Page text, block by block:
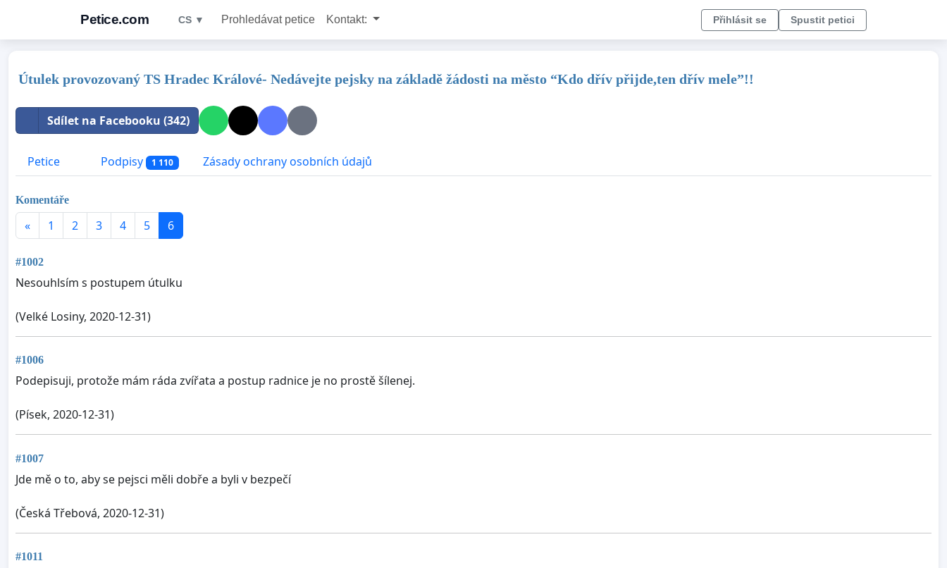
Petice.com CS ▼ Prohledávat petice Kontakt: Přihlásit se Spustit petici
Útulek provozovaný TS Hradec Králové- Nedávejte pejsky na základě žádosti na město “Kdo dřív přijde,ten dřív mele”!!
Sdílet na Facebooku (342)
Petice Podpisy 1 110 Zásady ochrany osobních údajů
Komentáře
« 1 2 3 4 5 6
#1002
Nesouhlsím s postupem útulku
(Velké Losiny, 2020-12-31)
#1006
Podepisuji, protože mám ráda zvířata a postup radnice je no prostě šílenej.
(Písek, 2020-12-31)
#1007
Jde mě o to, aby se pejsci měli dobře a byli v bezpečí
(Česká Třebová, 2020-12-31)
#1011